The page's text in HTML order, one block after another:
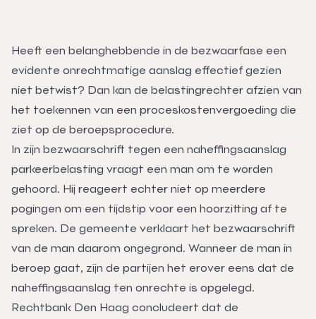
Heeft een belanghebbende in de bezwaarfase een
evidente onrechtmatige aanslag effectief gezien
niet betwist? Dan kan de belastingrechter afzien van
het toekennen van een proceskostenvergoeding die
ziet op de beroepsprocedure.
In zijn bezwaarschrift tegen een naheffingsaanslag
parkeerbelasting vraagt een man om te worden
gehoord. Hij reageert echter niet op meerdere
pogingen om een tijdstip voor een hoorzitting af te
spreken. De gemeente verklaart het bezwaarschrift
van de man daarom ongegrond. Wanneer de man in
beroep gaat, zijn de partijen het erover eens dat de
naheffingsaanslag ten onrechte is opgelegd.
Rechtbank Den Haag concludeert dat de